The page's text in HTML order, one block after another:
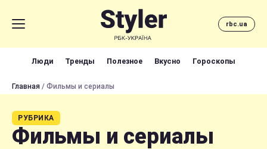
rbc.ua
Люди Тренды Полезное Вкусно Гороскопы
Главная / Фильмы и сериалы
РУБРИКА
Фильмы и сериалы